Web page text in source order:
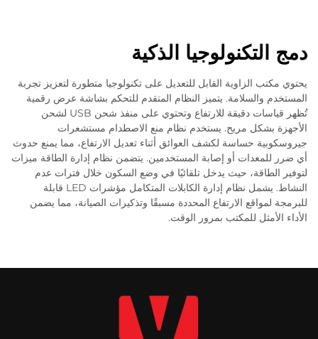
دمج التكنولوجيا الذكية
يحتوي مكتب الزاوية القابل للتعديل على تكنولوجيا متطورة لتعزيز تجربة
المستخدم والسلامة. يتميز النظام المتقدم للتحكم بشاشة عرض رقمية
تُظهر قياسات دقيقة للارتفاع وتحتوي على منفذ شحن USB لشحن
الأجهزة بشكل مريح. يستخدم نظام منع الاصطدام مستشعرات
جيروسكوبية حساسة لكشف العوائق أثناء تعديل الارتفاع، مما يمنع حدوث
أي ضرر للمعدات أو إصابة المستخدمين. يتضمن نظام إدارة الطاقة ميزات
لتوفير الطاقة، حيث يدخل تلقائيًا في وضع السكون خلال فترات عدم
النشاط. يشمل نظام إدارة الكابلات المتكامل مؤشرات LED قابلة
للبرمجة لمواقع الارتفاع المحددة مسبقًا وتذكيرات الصيانة، مما يضمن
الأداء الأمثل للمكتب بمرور الوقت.